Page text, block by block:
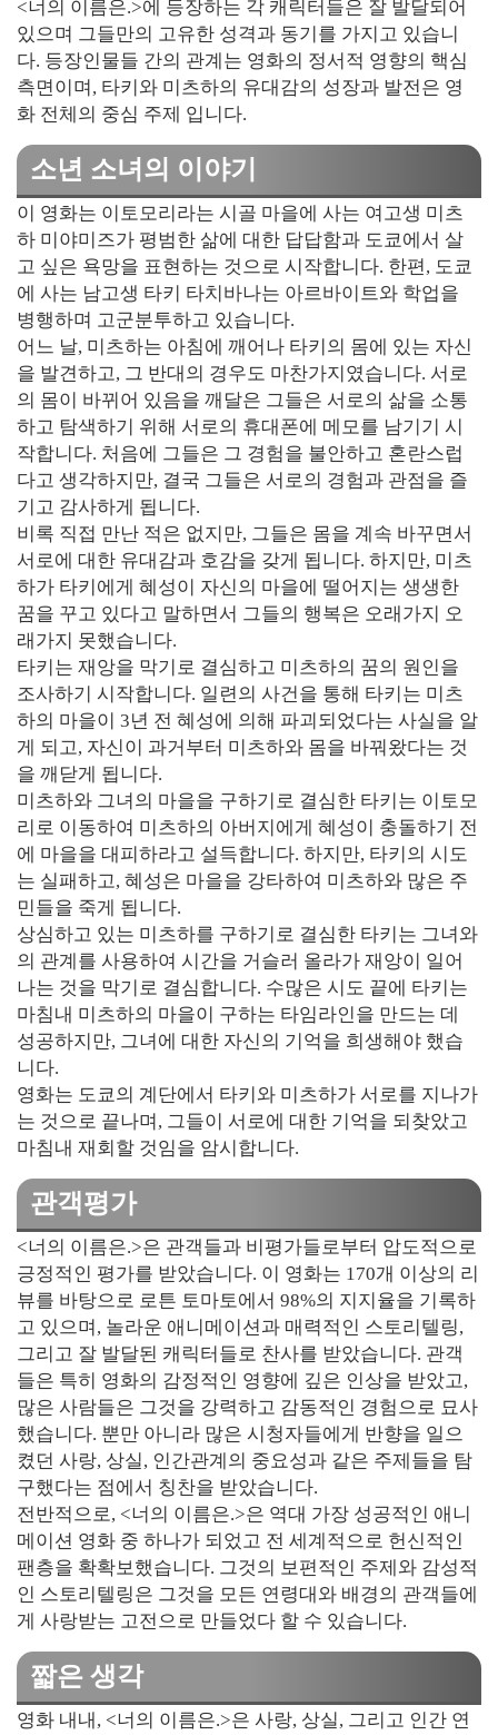
<너의 이름은.>에 등장하는 각 캐릭터들은 잘 발달되어
있으며 그들만의 고유한 성격과 동기를 가지고 있습니
다. 등장인물들 간의 관계는 영화의 정서적 영향의 핵심
측면이며, 타키와 미츠하의 유대감의 성장과 발전은 영
화 전체의 중심 주제 입니다.
소년 소녀의 이야기
이 영화는 이토모리라는 시골 마을에 사는 여고생 미츠
하 미야미즈가 평범한 삶에 대한 답답함과 도쿄에서 살
고 싶은 욕망을 표현하는 것으로 시작합니다. 한편, 도쿄
에 사는 남고생 타키 타치바나는 아르바이트와 학업을
병행하며 고군분투하고 있습니다.
어느 날, 미츠하는 아침에 깨어나 타키의 몸에 있는 자신
을 발견하고, 그 반대의 경우도 마찬가지였습니다. 서로
의 몸이 바뀌어 있음을 깨달은 그들은 서로의 삶을 소통
하고 탐색하기 위해 서로의 휴대폰에 메모를 남기기 시
작합니다. 처음에 그들은 그 경험을 불안하고 혼란스럽
다고 생각하지만, 결국 그들은 서로의 경험과 관점을 즐
기고 감사하게 됩니다.
비록 직접 만난 적은 없지만, 그들은 몸을 계속 바꾸면서
서로에 대한 유대감과 호감을 갖게 됩니다. 하지만, 미츠
하가 타키에게 혜성이 자신의 마을에 떨어지는 생생한
꿈을 꾸고 있다고 말하면서 그들의 행복은 오래가지 오
래가지 못했습니다.
타키는 재앙을 막기로 결심하고 미츠하의 꿈의 원인을
조사하기 시작합니다. 일련의 사건을 통해 타키는 미츠
하의 마을이 3년 전 혜성에 의해 파괴되었다는 사실을 알
게 되고, 자신이 과거부터 미츠하와 몸을 바꿔왔다는 것
을 깨닫게 됩니다.
미츠하와 그녀의 마을을 구하기로 결심한 타키는 이토모
리로 이동하여 미츠하의 아버지에게 혜성이 충돌하기 전
에 마을을 대피하라고 설득합니다. 하지만, 타키의 시도
는 실패하고, 혜성은 마을을 강타하여 미츠하와 많은 주
민들을 죽게 됩니다.
상심하고 있는 미츠하를 구하기로 결심한 타키는 그녀와
의 관계를 사용하여 시간을 거슬러 올라가 재앙이 일어
나는 것을 막기로 결심합니다. 수많은 시도 끝에 타키는
마침내 미츠하의 마을이 구하는 타임라인을 만드는 데
성공하지만, 그녀에 대한 자신의 기억을 희생해야 했습
니다.
영화는 도쿄의 계단에서 타키와 미츠하가 서로를 지나가
는 것으로 끝나며, 그들이 서로에 대한 기억을 되찾았고
마침내 재회할 것임을 암시합니다.
관객평가
<너의 이름은.>은 관객들과 비평가들로부터 압도적으로
긍정적인 평가를 받았습니다. 이 영화는 170개 이상의 리
뷰를 바탕으로 로튼 토마토에서 98%의 지지율을 기록하
고 있으며, 놀라운 애니메이션과 매력적인 스토리텔링,
그리고 잘 발달된 캐릭터들로 찬사를 받았습니다. 관객
들은 특히 영화의 감정적인 영향에 깊은 인상을 받았고,
많은 사람들은 그것을 강력하고 감동적인 경험으로 묘사
했습니다. 뿐만 아니라 많은 시청자들에게 반향을 일으
켰던 사랑, 상실, 인간관계의 중요성과 같은 주제들을 탐
구했다는 점에서 칭찬을 받았습니다.
전반적으로, <너의 이름은.>은 역대 가장 성공적인 애니
메이션 영화 중 하나가 되었고 전 세계적으로 헌신적인
팬층을 확확보했습니다. 그것의 보편적인 주제와 감성적
인 스토리텔링은 그것을 모든 연령대와 배경의 관객들에
게 사랑받는 고전으로 만들었다 할 수 있습니다.
짧은 생각
영화 내내, <너의 이름은.>은 사랑, 상실, 그리고 인간 연